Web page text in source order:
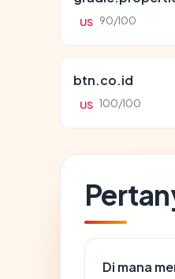
US 90/100
btn.co.id
US 100/100
Di mana